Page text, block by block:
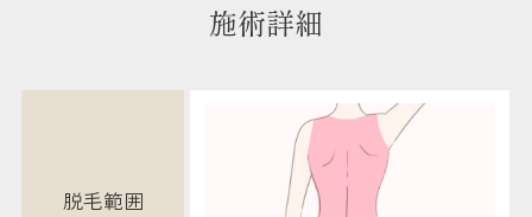
施術詳細
脱毛範囲